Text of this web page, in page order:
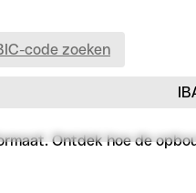
code zoeken
Ontdek hoe de